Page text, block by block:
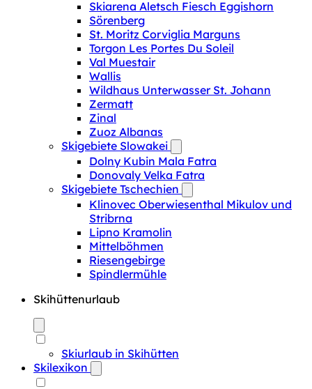
Skiarena Aletsch Fiesch Eggishorn
Sörenberg
St. Moritz Corviglia Marguns
Torgon Les Portes Du Soleil
Val Muestair
Wallis
Wildhaus Unterwasser St. Johann
Zermatt
Zinal
Zuoz Albanas
Skigebiete Slowakei
Dolny Kubin Mala Fatra
Donovaly Velka Fatra
Skigebiete Tschechien
Klinovec Oberwiesenthal Mikulov und
Stribrna
Lipno Kramolin
Mittelböhmen
Riesengebirge
Spindlermühle
Skihüttenurlaub
Skiurlaub in Skihütten
Skilexikon